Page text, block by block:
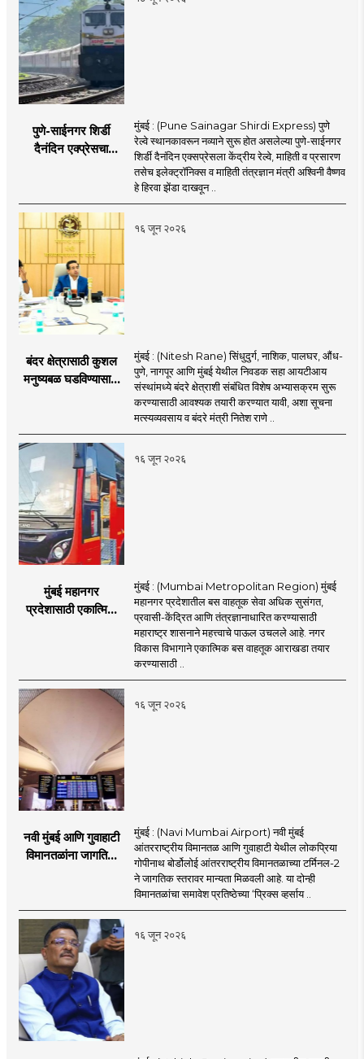
पुणे-साईनगर शिर्डी
दैनंदिन एक्प्रेसचा
हिरवा झेंडा
मुंबई : (Pune Sainagar Shirdi Express) पुणे
रेल्वे स्थानकावरून नव्याने सुरू होत असलेल्या पुणे-साईनगर
शिर्डी दैनंदिन एक्सप्रेसला केंद्रीय रेल्वे, माहिती व प्रसारण
तसेच इलेक्ट्रॉनिक्स व माहिती तंत्रज्ञान मंत्री अश्विनी वैष्णव
हे हिरवा झेंडा दाखवून ..
१६ जून २०२६
बंदर क्षेत्रासाठी कुशल
मनुष्यबळ घडविण्यासाठी
अभ्यासक्रम - मंत्री
नितेश राणे
मुंबई : (Nitesh Rane) सिंधुदुर्ग, नाशिक, पालघर, औंध-
पुणे, नागपूर आणि मुंबई येथील निवडक सहा आयटीआय
संस्थांमध्ये बंदरे क्षेत्राशी संबंधित विशेष अभ्यासक्रम सुरू
करण्यासाठी आवश्यक तयारी करण्यात यावी, अशा सूचना
मत्स्यव्यवसाय व बंदरे मंत्री नितेश राणे ..
१६ जून २०२६
मुंबई महानगर
प्रदेशासाठी एकात्मिक
मुंबई : (Mumbai Metropolitan Region) मुंबई
महानगर प्रदेशातील बस वाहतूक सेवा अधिक सुसंगत,
प्रवासी-केंद्रित आणि तंत्रज्ञानाधारित करण्यासाठी
महाराष्ट्र शासनाने महत्त्वाचे पाऊल उचलले आहे. नगर
विकास विभागाने एकात्मिक बस वाहतूक आराखडा तयार
करण्यासाठी ..
१६ जून २०२६
नवी मुंबई आणि गुवाहाटी
विमानतळांना जागतिक
मुंबई : (Navi Mumbai Airport) नवी मुंबई
आंतरराष्ट्रीय विमानतळ आणि गुवाहाटी येथील लोकप्रिया
गोपीनाथ बोर्डोलोई आंतरराष्ट्रीय विमानतळाच्या टर्मिनल-2
ने जागतिक स्तरावर मान्यता मिळवली आहे. या दोन्ही
विमानतळांचा समावेश प्रतिष्ठेच्या ‘प्रिक्स व्हर्साय ..
१६ जून २०२६